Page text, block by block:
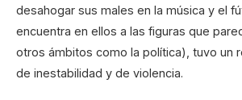
desahogar sus males en la música y el
encuentra en ellos a las figuras que
otros ámbitos como la política), tuvo un
de inestabilidad y de violencia.